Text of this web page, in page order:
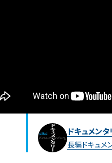
ドキュメンタ
長編ドキュメ